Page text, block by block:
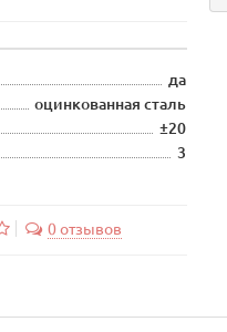
да
оцинкованная сталь
±20
3
0 отзывов